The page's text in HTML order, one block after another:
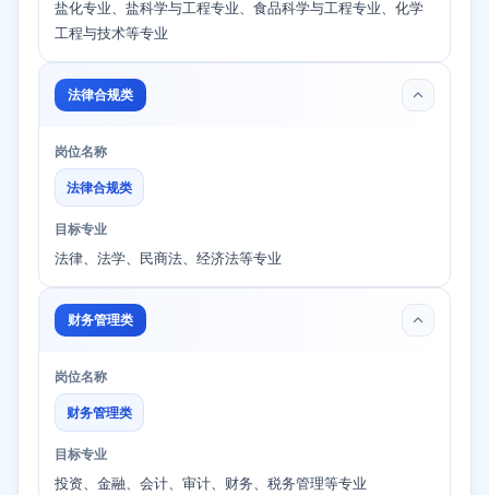
盐化专业、盐科学与工程专业、食品科学与工程专业、化学
工程与技术等专业
法律合规类
岗位名称
法律合规类
目标专业
法律、法学、民商法、经济法等专业
财务管理类
岗位名称
财务管理类
目标专业
投资、金融、会计、审计、财务、税务管理等专业